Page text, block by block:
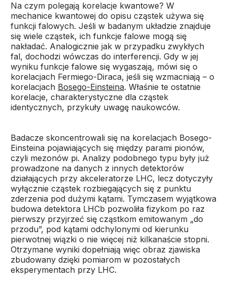
Na czym polegają korelacje kwantowe? W
mechanice kwantowej do opisu cząstek używa się
funkcji falowych. Jeśli w badanym układzie znajduje
się wiele cząstek, ich funkcje falowe mogą się
nakładać. Analogicznie jak w przypadku zwykłych
fal, dochodzi wówczas do interferencji. Gdy w jej
wyniku funkcje falowe się wygaszają, mówi się o
korelacjach Fermiego-Diraca, jeśli się wzmacniają – o
korelacjach Bosego-Einsteina. Właśnie te ostatnie
korelacje, charakterystyczne dla cząstek
identycznych, przykuły uwagę naukowców.
Badacze skoncentrowali się na korelacjach Bosego-
Einsteina pojawiających się między parami pionów,
czyli mezonów pi. Analizy podobnego typu były już
prowadzone na danych z innych detektorów
działających przy akceleratorze LHC, lecz dotyczyły
wyłącznie cząstek rozbiegających się z punktu
zderzenia pod dużymi kątami. Tymczasem wyjątkowa
budowa detektora LHCb pozwoliła fizykom po raz
pierwszy przyjrzeć się cząstkom emitowanym „do
przodu”, pod kątami odchylonymi od kierunku
pierwotnej wiązki o nie więcej niż kilkanaście stopni.
Otrzymane wyniki dopełniają więc obraz zjawiska
zbudowany dzięki pomiarom w pozostałych
eksperymentach przy LHC.